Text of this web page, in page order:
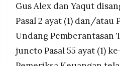
Gus Alex dan Yaqut
Pasal 2 ayat (1) dan/atau
Undang Pemberantasan
juncto Pasal 55 ayat (1)